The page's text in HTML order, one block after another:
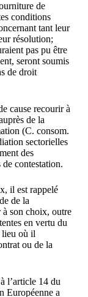
de
conditions
tant leur
résolution;
pas pu être
seront soumis
de droit
cause recourir à
de la
(C. consom.
sectorielles
des
contestation.
il est rappelé
de la
à son choix, outre
en vertu du
lieu où il
ou de la
l’article 14 du
Européenne a